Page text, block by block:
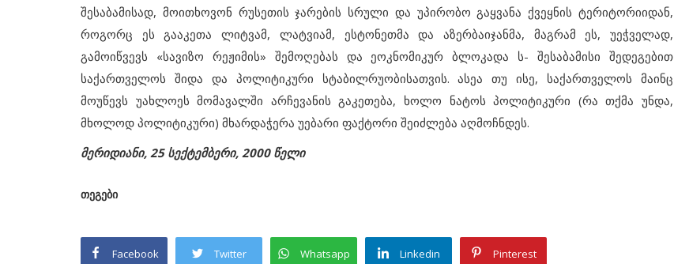
შესაბამისად, მოითხოვონ რუსეთის ჯარების სრული და უპირობო გაყვანა ქვეყნის ტერიტორიიდან,
როგორც ეს გააკეთა ლიტვამ, ლატვიამ, ესტონეთმა და აზერბაიჯანმა, მაგრამ ეს, უეჭველად,
გამოიწვევს «სავიზო რეჟიმის» შემოღებას და ეოკნომიკურ ბლოკადა ს- შესაბამისი შედეგებით
საქართველოს შიდა და პოლიტიკური სტაბილრუობისათვის. ასეა თუ ისე, საქართველოს მაინც
მოუწევს უახლოეს მომავალში არჩევანის გაკეთება, ხოლო ნატოს პოლიტიკური (რა თქმა უნდა,
მხოლოდ პოლიტიკური) მხარდაჭერა უებარი ფაქტორი შეიძლება აღმოჩნდეს.
მერიდიანი, 25 სექტემბერი, 2000 წელი
თეგები
Facebook Twitter Whatsapp Linkedin Pinterest
2000
მიხეილ მაჭავარიანმა მოქალაქეთა